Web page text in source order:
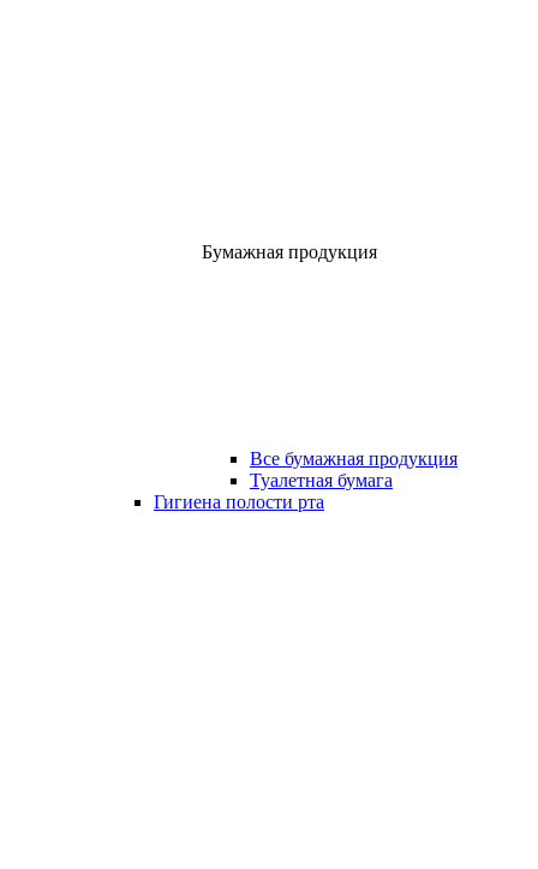
Бумажная продукция
Все бумажная продукция
Туалетная бумага
Гигиена полости рта